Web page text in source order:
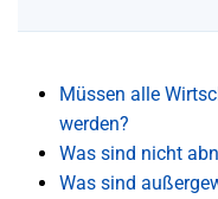
Müssen alle
werden?
Was sind nicht
Was sind